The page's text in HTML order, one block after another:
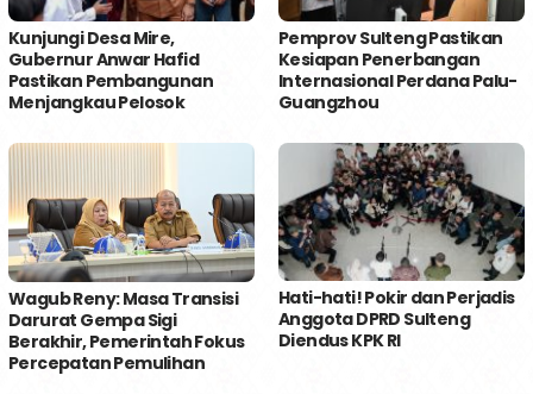
Kunjungi Desa Mire,
Gubernur Anwar Hafid
Pastikan Pembangunan
Menjangkau Pelosok
Pemprov Sulteng Pastikan
Kesiapan Penerbangan
Internasional Perdana Palu-
Guangzhou
Wagub Reny: Masa Transisi
Darurat Gempa Sigi
Berakhir, Pemerintah Fokus
Percepatan Pemulihan
Hati-hati! Pokir dan Perjadis
Anggota DPRD Sulteng
Diendus KPK RI